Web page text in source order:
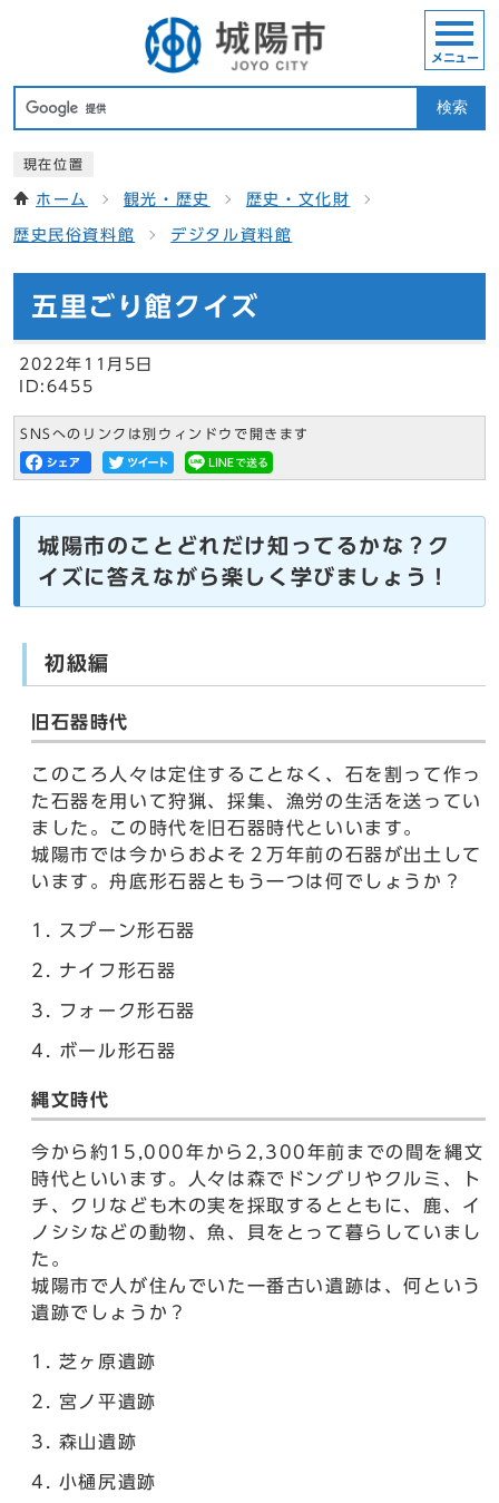
検索
メニュー
現在位置
ホーム 観光・歴史 歴史・文化財
歴史民俗資料館 デジタル資料館
五里ごり館クイズ
2022年11月5日
ID:6455
SNSへのリンクは別ウィンドウで開きます
城陽市のことどれだけ知ってるかな？ク
イズに答えながら楽しく学びましょう！
初級編
旧石器時代
このころ人々は定住することなく、石を割って作っ
た石器を用いて狩猟、採集、漁労の生活を送ってい
ました。この時代を旧石器時代といいます。
城陽市では今からおよそ２万年前の石器が出土して
います。舟底形石器ともう一つは何でしょうか？
スプーン形石器
ナイフ形石器
フォーク形石器
ボール形石器
縄文時代
今から約15,000年から2,300年前までの間を縄文
時代といいます。人々は森でドングリやクルミ、ト
チ、クリなども木の実を採取するとともに、鹿、イ
ノシシなどの動物、魚、貝をとって暮らしていまし
た。
城陽市で人が住んでいた一番古い遺跡は、何という
遺跡でしょうか？
芝ヶ原遺跡
宮ノ平遺跡
森山遺跡
小樋尻遺跡